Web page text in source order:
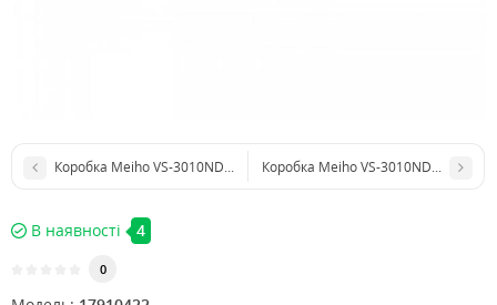
Коробка Meiho VS-3010NDDM к:blackКоробка Meiho VS-3010NDM к:black
В наявності 4
0